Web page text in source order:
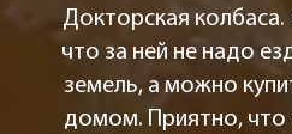
Докторская
что за ней не надо
земель, а можно
домом. Приятно, что